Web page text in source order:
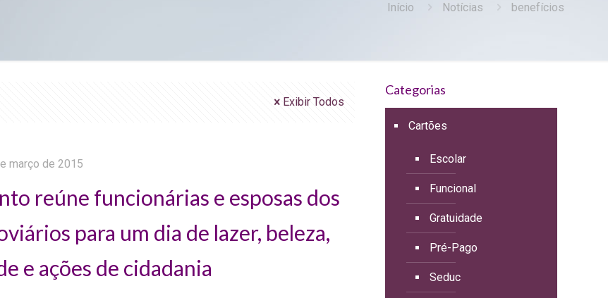
Início Notícias benefícios
Exibir Todos
março de 2015
reúne funcionárias e esposas dos
para um dia de lazer, beleza,
e ações de cidadania
Categorias
Cartões
Escolar
Funcional
Gratuidade
Pré-Pago
Seduc